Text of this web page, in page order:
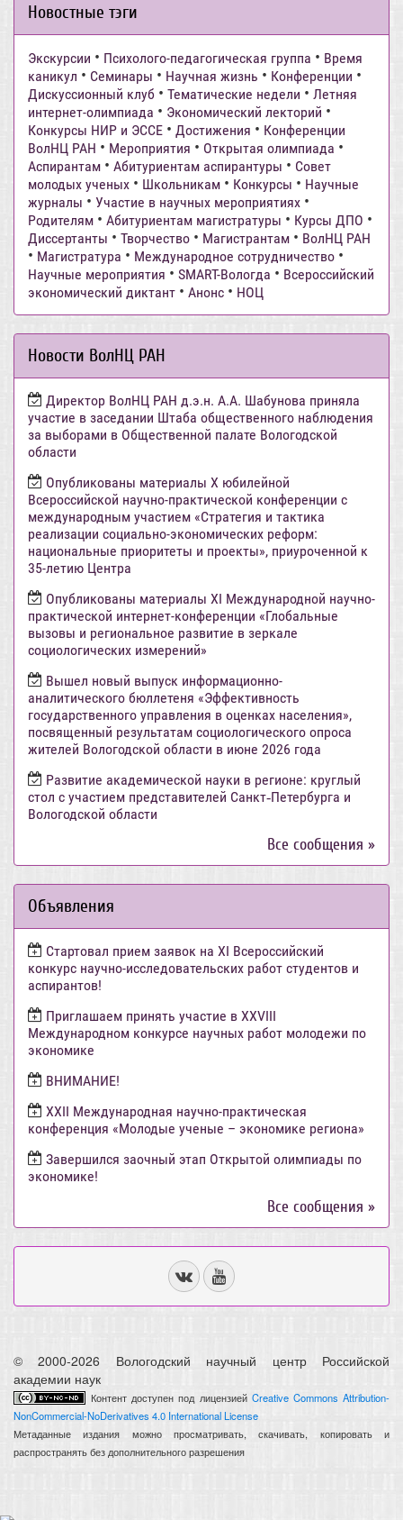
Новостные тэги
Экскурсии • Психолого-педагогическая группа • Время
каникул • Семинары • Научная жизнь • Конференции •
Дискуссионный клуб • Тематические недели • Летняя
интернет-олимпиада • Экономический лекторий •
Конкурсы НИР и ЭССЕ • Достижения • Конференции
ВолНЦ РАН • Мероприятия • Открытая олимпиада •
Аспирантам • Абитуриентам аспирантуры • Совет
молодых ученых • Школьникам • Конкурсы • Научные
журналы • Участие в научных мероприятиях •
Родителям • Абитуриентам магистратуры • Курсы ДПО •
Диссертанты • Творчество • Магистрантам • ВолНЦ РАН
• Магистратура • Международное сотрудничество •
Научные мероприятия • SMART-Вологда • Всероссийский
экономический диктант • Анонс • НОЦ
Новости ВолНЦ РАН
Директор ВолНЦ РАН д.э.н. А.А. Шабунова приняла
участие в заседании Штаба общественного наблюдения
за выборами в Общественной палате Вологодской
области
Опубликованы материалы X юбилейной
Всероссийской научно-практической конференции с
международным участием «Стратегия и тактика
реализации социально-экономических реформ:
национальные приоритеты и проекты», приуроченной к
35-летию Центра
Опубликованы материалы XI Международной научно-
практической интернет-конференции «Глобальные
вызовы и региональное развитие в зеркале
социологических измерений»
Вышел новый выпуск информационно-
аналитического бюллетеня «Эффективность
государственного управления в оценках населения»,
посвященный результатам социологического опроса
жителей Вологодской области в июне 2026 года
Развитие академической науки в регионе: круглый
стол с участием представителей Санкт‑Петербурга и
Вологодской области
Все сообщения »
Объявления
Стартовал прием заявок на XI Всероссийский
конкурс научно-исследовательских работ студентов и
аспирантов!
Приглашаем принять участие в XXVIII
Международном конкурсе научных работ молодежи по
экономике
ВНИМАНИЕ!
ХХII Международная научно-практическая
конференция «Молодые ученые – экономике региона»
Завершился заочный этап Открытой олимпиады по
экономике!
Все сообщения »
© 2000-2026 Вологодский научный центр Российской
академии наук
Контент доступен под лицензией Creative Commons Attribution-
NonCommercial-NoDerivatives 4.0 International License
Метаданные издания можно просматривать, скачивать, копировать и
распространять без дополнительного разрешения